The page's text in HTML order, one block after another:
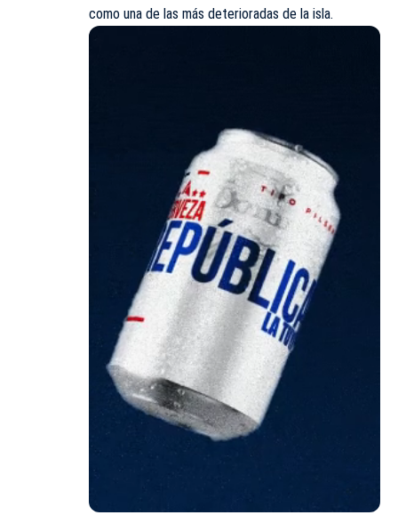
como una de las más deterioradas de la isla.